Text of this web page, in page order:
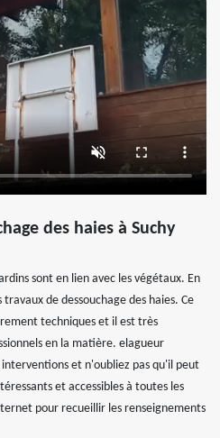
des haies à Suchy
sont en lien avec les végétaux. En
de dessouchage des haies. Ce
techniques et il est très
en la matière. elagueur
et n'oubliez pas qu'il peut
et accessibles à toutes les
pour recueillir les renseignements